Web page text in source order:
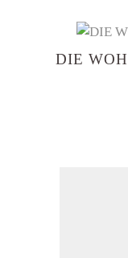
DIE